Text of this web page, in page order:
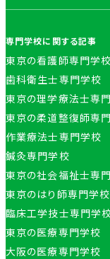
専門学校に関する記事
東京の看護師専門学校
歯科衛生士専門学校
東京の理学療法士専
東京の柔道整復師専
作業療法士専門学校
鍼灸専門学校
東京の社会福祉士専
東京のはり師専門学校
臨床工学技士専門学
東京の医療専門学校
大阪の医療専門学校